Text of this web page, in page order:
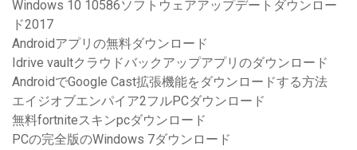
Windows 10 10586ソフトウェアアップデートダウンロー
ド2017
Androidアプリの無料ダウンロード
Idrive vaultクラウドバックアップアプリのダウンロード
AndroidでGoogle Cast拡張機能をダウンロードする方法
エイジオブエンパイア2フルPCダウンロード
無料fortniteスキンpcダウンロード
PCの完全版のWindows 7ダウンロード